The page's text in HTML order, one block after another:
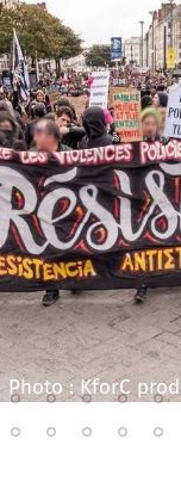
Photo : KforC